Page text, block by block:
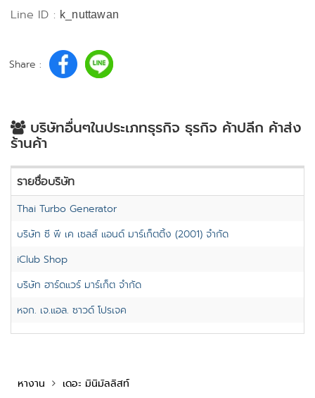
Line ID : k_nuttawan
Share :
บริษัทอื่นๆในประเภทธุรกิจ ธุรกิจ ค้าปลีก ค้าส่ง
ร้านค้า
รายชื่อบริษัท
Thai Turbo Generator
บริษัท ซี พี เค เซลส์ แอนด์ มาร์เก็ตติ้ง (2001) จำกัด
iClub Shop
บริษัท ฮาร์ดแวร์ มาร์เก็ต จำกัด
หจก. เจ.แอล. ซาวด์ โปรเจค
หางาน เดอะ มินิมัลลิสท์